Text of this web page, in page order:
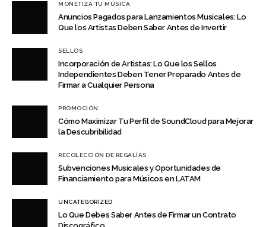
MONETIZA TU MÚSICA
Anuncios Pagados para Lanzamientos Musicales: Lo
Que los Artistas Deben Saber Antes de Invertir
SELLOS
Incorporación de Artistas: Lo Que los Sellos
Independientes Deben Tener Preparado Antes de
Firmar a Cualquier Persona
PROMOCIÓN
Cómo Maximizar Tu Perfil de SoundCloud para Mejorar
la Descubribilidad
RECOLECCIÓN DE REGALÍAS
Subvenciones Musicales y Oportunidades de
Financiamiento para Músicos en LATAM
UNCATEGORIZED
Lo Que Debes Saber Antes de Firmar un Contrato